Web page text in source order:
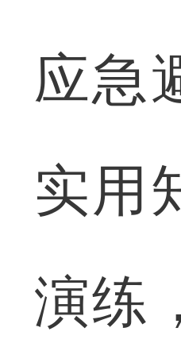
应急
实用
演练